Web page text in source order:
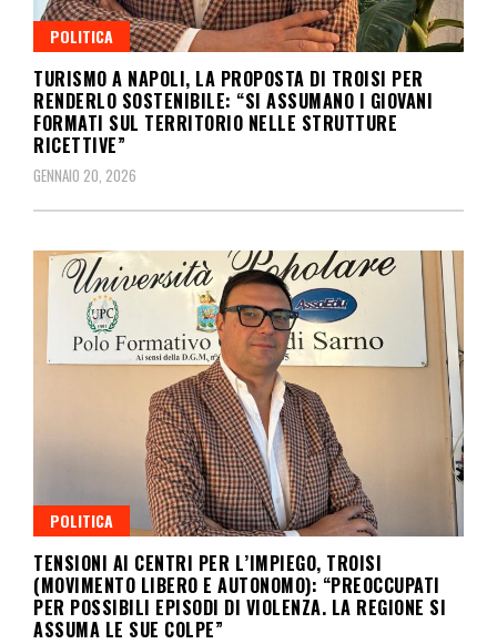
POLITICA
TURISMO A NAPOLI, LA PROPOSTA DI TROISI PER
RENDERLO SOSTENIBILE: “SI ASSUMANO I GIOVANI
FORMATI SUL TERRITORIO NELLE STRUTTURE
RICETTIVE”
GENNAIO 20, 2026
POLITICA
TENSIONI AI CENTRI PER L’IMPIEGO, TROISI
(MOVIMENTO LIBERO E AUTONOMO): “PREOCCUPATI
PER POSSIBILI EPISODI DI VIOLENZA. LA REGIONE SI
ASSUMA LE SUE COLPE”